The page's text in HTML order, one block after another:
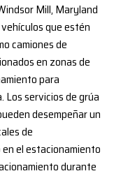
Mill, Maryland
que estén
camiones de
en zonas de
para
Los servicios de grúa
desempeñar un
de
el estacionamiento
durante